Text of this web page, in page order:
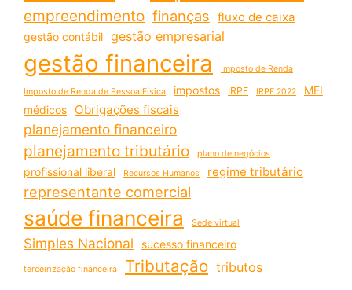
empreendimento finanças fluxo de caixa
gestão contábil gestão empresarial
gestão financeira Imposto de Renda
Imposto de Renda de Pessoa Física impostos IRPF IRPF 2022
MEI
médicos
Obrigações fiscais
planejamento financeiro
planejamento tributário plano de negócios
profissional liberal Recursos Humanos regime tributário
representante comercial
saúde financeira Sede virtual
Simples Nacional sucesso financeiro
terceirização financeira Tributação tributos